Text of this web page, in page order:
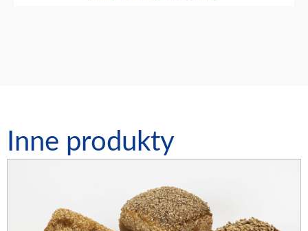
Inne produkty